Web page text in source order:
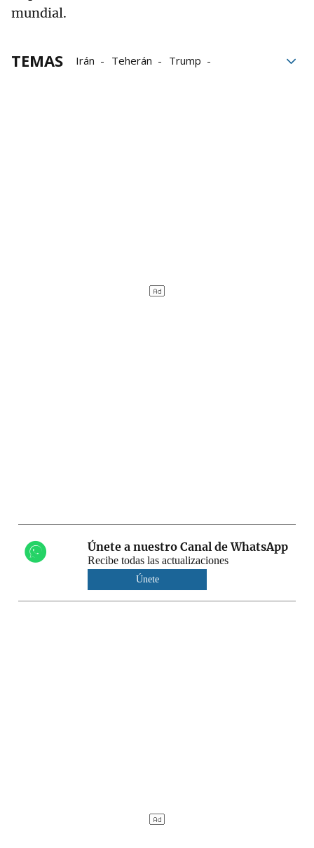
mundial.
TEMAS Irán Teherán
Trump
Únete a nuestro Canal de WhatsApp
Recibe todas las actualizaciones
Únete